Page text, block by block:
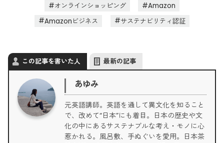
オンラインショッピング
Amazon
Amazonビジネス
サステナビリティ認証
この記事を書いた人 最新の記事
あゆみ
元英語講師。英語を通して異文化を知ること
で、改めて“日本”にも着目。日本の歴史や文
化の中にあるサステナブルな考え・モノに心
惹かれる。風呂敷、手ぬぐいを愛用。日本茶